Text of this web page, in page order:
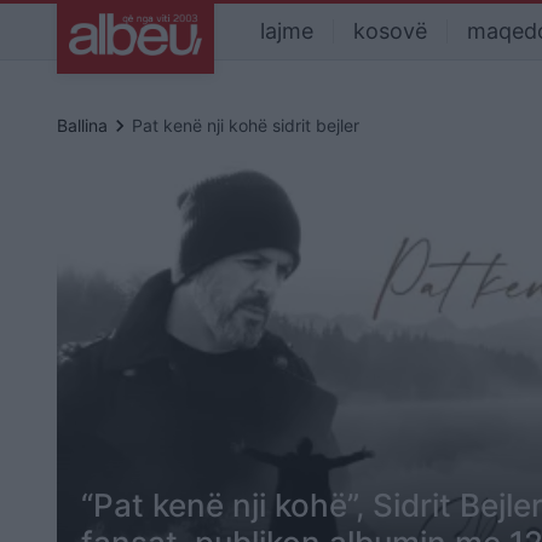
lajme kosovë
Ballina keyboard_arrow_right Pat kenë nji kohë sidrit bejler
“Pat kenë nji kohë”, Sidrit